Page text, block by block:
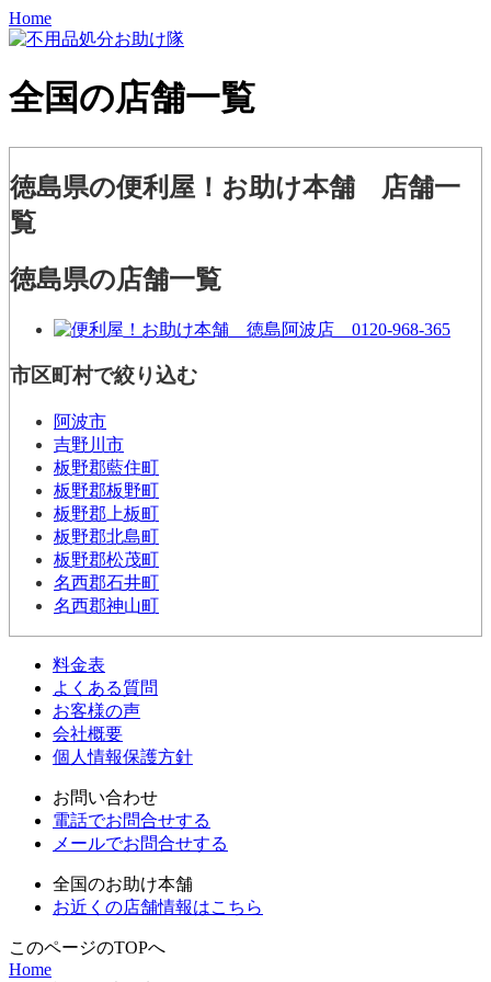
Home
全国の店舗一覧
徳島県の便利屋！お助け本舗 店舗一
覧
徳島県の店舗一覧
市区町村で絞り込む
阿波市
吉野川市
板野郡藍住町
板野郡板野町
板野郡上板町
板野郡北島町
板野郡松茂町
名西郡石井町
名西郡神山町
料金表
よくある質問
お客様の声
会社概要
個人情報保護方針
お問い合わせ
電話でお問合せする
メールでお問合せする
全国のお助け本舗
お近くの店舗情報はこちら
このページのTOPへ
Home